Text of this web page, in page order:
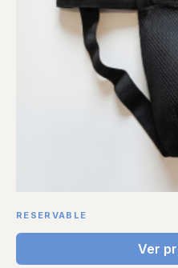
RESERVABLE
Ver